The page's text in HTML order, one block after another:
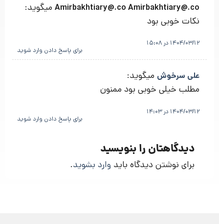
Amirbakhtiary@.co Amirbakhtiary@.co میگوید:
نکات خوبی بود
1404/03/12 در 15:08
برای پاسخ دادن وارد شوید
علی سرخوش میگوید:
مطلب خیلی خوبی بود ممنون
1404/03/12 در 14:03
برای پاسخ دادن وارد شوید
دیدگاهتان را بنویسید
برای نوشتن دیدگاه باید وارد بشوید.